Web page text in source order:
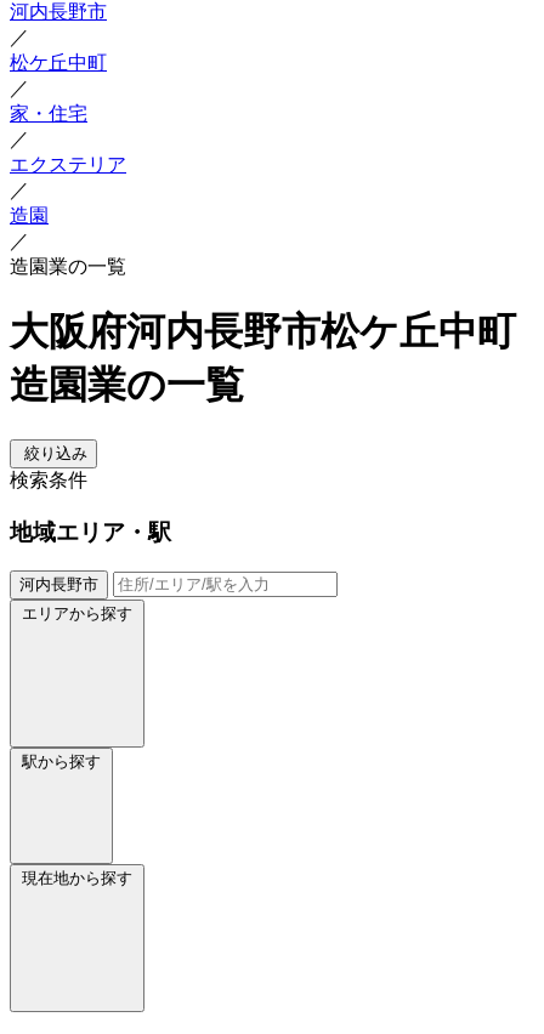
河内長野市
／
松ケ丘中町
／
家・住宅
／
エクステリア
／
造園
／
造園業の一覧
大阪府河内長野市松ケ丘中町
造園業の一覧
絞り込み
検索条件
地域エリア・駅
河内長野市
エリアから探す
駅から探す
現在地から探す